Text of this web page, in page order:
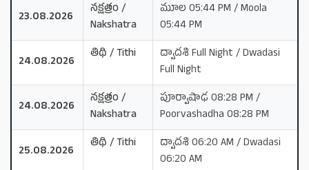
23.08.2026
నక్షత్రం /
Nakshatra
మూల 05:44 PM / Moola
05:44 PM
24.08.2026
తిథి / Tithi
ద్వాదశి Full Night / Dwadasi
Full Night
24.08.2026
నక్షత్రం /
Nakshatra
పూర్వాషాఢ 08:28 PM /
Poorvashadha 08:28 PM
25.08.2026
తిథి / Tithi
ద్వాదశి 06:20 AM / Dwadasi
06:20 AM